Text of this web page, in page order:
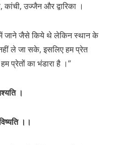
कांची, उज्जैन और द्वारिका ।
में जाने जैसे किये थे लेकिन स्थान के
ले जा सके, इसलिए हम प्रेत
प्रेतों का भंडारा है ।”
।
।।